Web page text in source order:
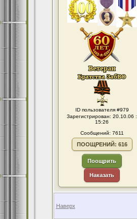
ID пользователя #979
Зарегистрирован: 20.10.06 :
15:26
Сообщений: 7611
ПООЩРЕНИЙ: 616
Поощрить
Наказать
Наверх